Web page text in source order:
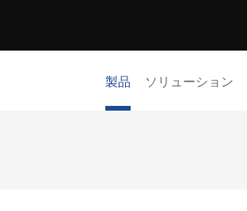
製品 ソリューション